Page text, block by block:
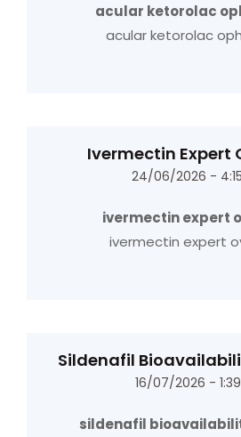
acular ketorolac
acular ketorolac
Ivermectin Expert
24/06/2026 -
ivermectin expert
ivermectin expert
Sildenafil
16/07/2026 -
sildenafil